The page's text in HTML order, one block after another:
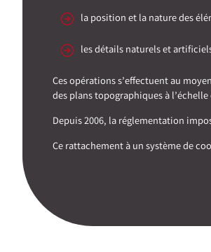
la position et la nature des
les détails naturels et
Ces opérations s’effectuent au
des plans topographiques à
Depuis 2006, la réglementation
Ce rattachement à un système de